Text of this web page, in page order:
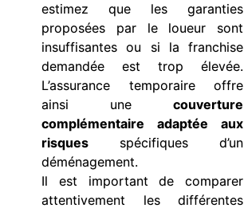
estimez que les garanties
proposées par le loueur sont
insuffisantes ou si la franchise
demandée est trop élevée.
L’assurance temporaire offre
ainsi une couverture
complémentaire adaptée aux
risques spécifiques d’un
déménagement.
Il est important de comparer
attentivement les différentes